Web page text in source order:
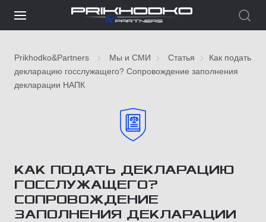
Prikhodko&Partners Мы и СМИ Статья
Как подать
декларацию госслужащего? Сопровождение заполнения
декларации НАПК
КАК ПОДАТЬ ДЕКЛАРАЦИЮ
ГОССЛУЖАЩЕГО?
СОПРОВОЖДЕНИЕ
ЗАПОЛНЕНИЯ ДЕКЛАРАЦИИ